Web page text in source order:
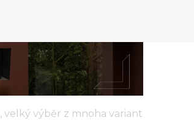
, velký výběr z mnoha variant